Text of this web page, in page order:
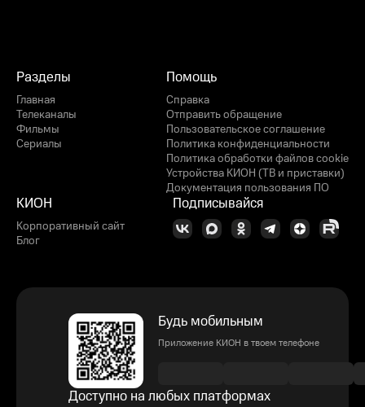
Разделы
Главная
Телеканалы
Фильмы
Сериалы
Помощь
Справка
Отправить обращение
Пользовательское соглашение
Политика конфиденциальности
Политика обработки файлов cookie
Устройства КИОН (ТВ и приставки)
Документация пользования ПО
КИОН
Корпоративный сайт
Блог
Подписывайся
Будь мобильным
Приложение КИОН в твоем телефоне
Доступно на любых платформах